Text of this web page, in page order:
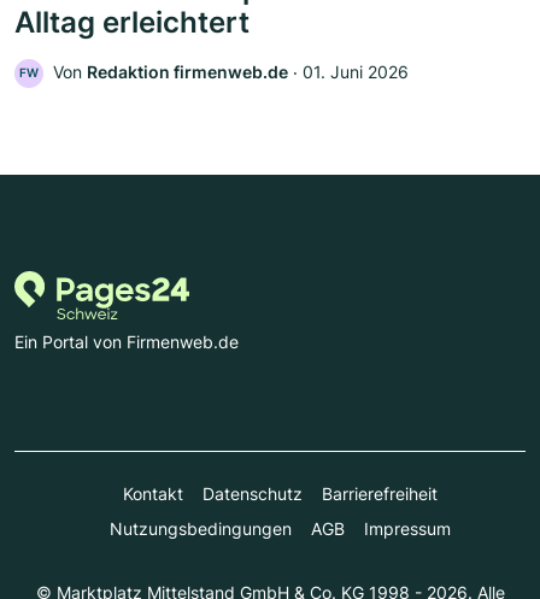
Alltag erleichtert
FW Von Redaktion firmenweb.de ‧ 01. Juni 2026
Ein Portal von Firmenweb.de
Kontakt Datenschutz
Barrierefreiheit
Nutzungsbedingungen
AGB Impressum
© Marktplatz Mittelstand GmbH & Co. KG 1998 - 2026. Alle